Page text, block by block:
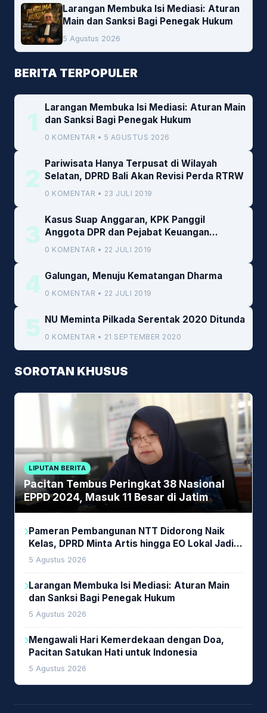
Larangan Membuka Isi Mediasi: Aturan
Main dan Sanksi Bagi Penegak Hukum
5 Agustus 2026
BERITA TERPOPULER
1
Larangan Membuka Isi Mediasi: Aturan Main
dan Sanksi Bagi Penegak Hukum
0 KOMENTAR • 5 AGUSTUS 2026
2
Pariwisata Hanya Terpusat di Wilayah
Selatan, DPRD Bali Akan Revisi Perda RTRW
0 KOMENTAR • 23 JULI 2019
3
Kasus Suap Anggaran, KPK Panggil
Anggota DPR dan Pejabat Keuangan
Kemenkeu
0 KOMENTAR • 22 JULI 2019
4 Galungan, Menuju Kematangan Dharma
0 KOMENTAR • 22 JULI 2019
5 NU Meminta Pilkada Serentak 2020 Ditunda
0 KOMENTAR • 21 SEPTEMBER 2020
SOROTAN KHUSUS
LIPUTAN BERITA
Pacitan Tembus Peringkat 38 Nasional
EPPD 2024, Masuk 11 Besar di Jatim
Pameran Pembangunan NTT Didorong Naik
Kelas, DPRD Minta Artis hingga EO Lokal Jadi
Prioritas
5 Agustus 2026
Larangan Membuka Isi Mediasi: Aturan Main
dan Sanksi Bagi Penegak Hukum
5 Agustus 2026
Mengawali Hari Kemerdekaan dengan Doa,
Pacitan Satukan Hati untuk Indonesia
5 Agustus 2026